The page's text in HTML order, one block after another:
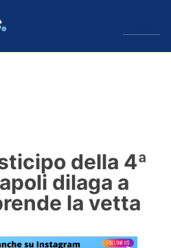
della 4ª
dilaga a
la vetta